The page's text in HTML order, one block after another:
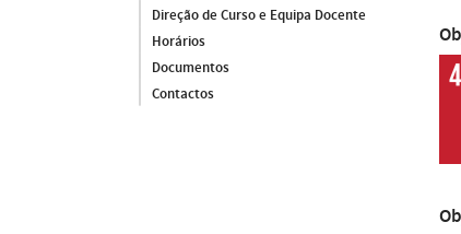
Direção de Curso e Equipa Docente
Horários
Documentos
Contactos